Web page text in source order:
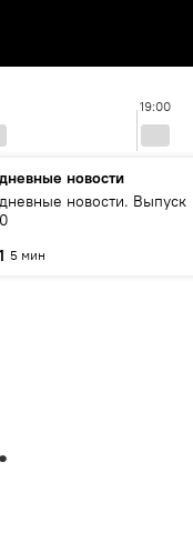
19:00
новости
новости. Выпуск
5 мин